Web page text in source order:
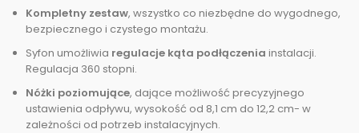
Kompletny zestaw, wszystko co niezbędne do wygodnego,
bezpiecznego i czystego montażu.
Syfon umożliwia regulacje kąta podłączenia instalacji.
Regulacja 360 stopni.
Nóżki poziomujące, dające możliwość precyzyjnego
ustawienia odpływu, wysokość od 8,1 cm do 12,2 cm- w
zależności od potrzeb instalacyjnych.